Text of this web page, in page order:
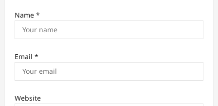
Name *
Email *
Website